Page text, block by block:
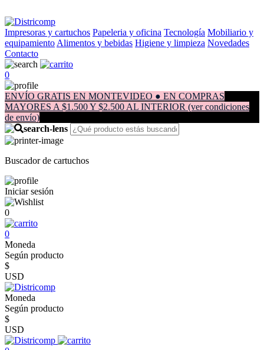
Impresoras y cartuchos Papeleria y oficina Tecnología Mobiliario y
equipamiento Alimentos y bebidas Higiene y limpieza Novedades
Contacto
0
ENVÍO GRATIS EN MONTEVIDEO ● EN COMPRAS
MAYORES A $1.500 Y $2.500 AL INTERIOR (ver condiciones
de envío)
Buscador de cartuchos
Iniciar sesión
0
0
Moneda
Según producto
$
USD
Moneda
Según producto
$
USD